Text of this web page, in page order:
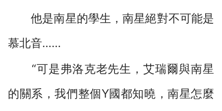
他是南星的學生，南星絕對不可能是
慕北音……
“可是弗洛克老先生，艾瑞爾與南星
的關系，我們整個Y國都知曉，南星怎麼